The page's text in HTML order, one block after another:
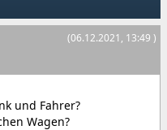
(06.12.2021, 13:49 )
und Fahrer?
Wagen?